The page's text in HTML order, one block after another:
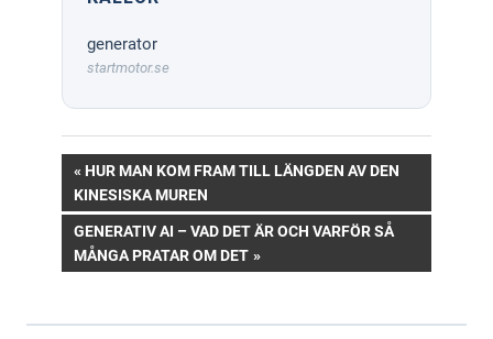
generator
startmotor.se
Inläggsnavigering
PREVIOUS
POST:
HUR MAN KOM FRAM TILL LÄNGDEN AV DEN
KINESISKA MUREN
NEXT
POST:
GENERATIV AI – VAD DET ÄR OCH VARFÖR SÅ
MÅNGA PRATAR OM DET